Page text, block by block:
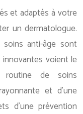
et adaptés à votre
un dermatologue.
anti-âge sont
voient le
routine de soins
et d’une
d’une prévention